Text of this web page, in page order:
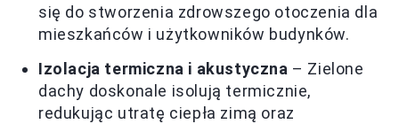
się do stworzenia zdrowszego otoczenia dla
mieszkańców i użytkowników budynków.
Izolacja termiczna i akustyczna – Zielone
dachy doskonale isolują termicznie,
redukując utratę ciepła zimą oraz